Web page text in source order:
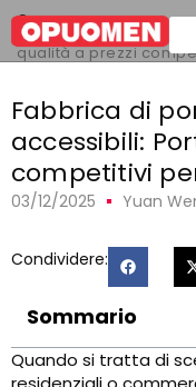
Casa >
Fabbrica di porte in
qualità a prezzi
Fabbrica di
accessibili:
competitivi
03/12/2025 Yuan
Condividere:
Sommario
Quando si tratta di